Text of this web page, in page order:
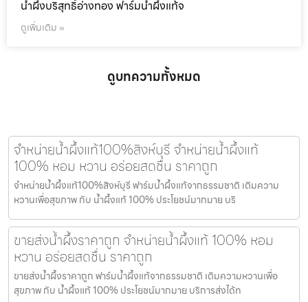
น้ำผึ้งบริสุทธิ์อ่างทอง ฟาร์มน้ำผึ้งแท้จ
ดูเพิ่มเติม »
ดูบทความทั้งหมด
จำหน่ายน้ำผึ้งแท้100%สิงห์บุรี จำหน่ายน้ำผึ้งแท้
100% หอม หวาน อร่อยสดชื่น ราคาถูก
จำหน่ายน้ำผึ้งแท้100%สิงห์บุรี ฟาร์มน้ำผึ้งแท้จากธรรมชาติ เติมความ
หวานเพื่อสุขภาพ กับ น้ำผึ้งแท้ 100% ประโยชน์มากมาย บริ
ขายส่งน้ำผึ้งราคาถูก จำหน่ายน้ำผึ้งแท้ 100% หอม
หวาน อร่อยสดชื่น ราคาถูก
ขายส่งน้ำผึ้งราคาถูก ฟาร์มน้ำผึ้งแท้จากธรรมชาติ เติมความหวานเพื่อ
สุขภาพ กับ น้ำผึ้งแท้ 100% ประโยชน์มากมาย บริการส่งได้ท